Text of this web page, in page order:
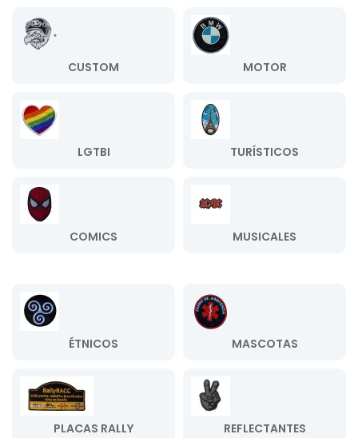
CUSTOM MOTOR
LGTBI TURÍSTICOS
COMICS MUSICALES
ÉTNICOS MASCOTAS
PLACAS RALLY REFLECTANTES